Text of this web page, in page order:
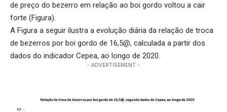
de preço do bezerro em relação ao boi gordo voltou a cair
forte (Figura).
A Figura a seguir ilustra a evolução diária da relação de troca
de bezerros por boi gordo de 16,5@, calculada a partir dos
dados do indicador Cepea, ao longo de 2020.
- ADVERTISEMENT -